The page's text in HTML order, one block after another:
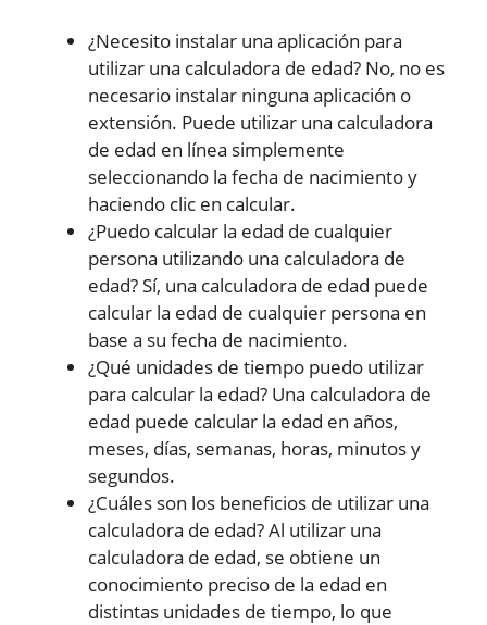
¿Necesito instalar una aplicación para
utilizar una calculadora de edad? No, no es
necesario instalar ninguna aplicación o
extensión. Puede utilizar una calculadora
de edad en línea simplemente
seleccionando la fecha de nacimiento y
haciendo clic en calcular.
¿Puedo calcular la edad de cualquier
persona utilizando una calculadora de
edad? Sí, una calculadora de edad puede
calcular la edad de cualquier persona en
base a su fecha de nacimiento.
¿Qué unidades de tiempo puedo utilizar
para calcular la edad? Una calculadora de
edad puede calcular la edad en años,
meses, días, semanas, horas, minutos y
segundos.
¿Cuáles son los beneficios de utilizar una
calculadora de edad? Al utilizar una
calculadora de edad, se obtiene un
conocimiento preciso de la edad en
distintas unidades de tiempo, lo que